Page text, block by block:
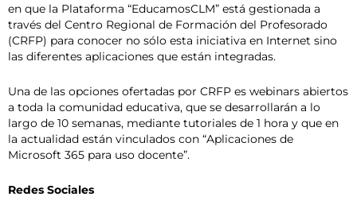
en que la Plataforma “EducamosCLM” está gestionada a
través del Centro Regional de Formación del Profesorado
(CRFP) para conocer no sólo esta iniciativa en Internet sino
las diferentes aplicaciones que están integradas.
Una de las opciones ofertadas por CRFP es webinars abiertos
a toda la comunidad educativa, que se desarrollarán a lo
largo de 10 semanas, mediante tutoriales de 1 hora y que en
la actualidad están vinculados con “Aplicaciones de
Microsoft 365 para uso docente”.
Redes Sociales